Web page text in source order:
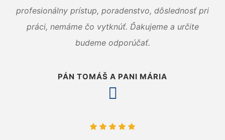
profesionálny prístup, poradenstvo, dôslednosť pri
práci, nemáme čo vytknúť. Ďakujeme a určite
budeme odporúčať.
PÁN TOMÁŠ A PANI MÁRIA